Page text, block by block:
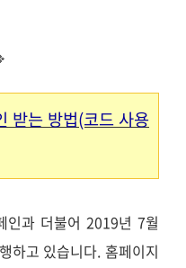
받는 방법(코드 사용
인과 더불어 2019년 7월
하고 있습니다. 홈페이지